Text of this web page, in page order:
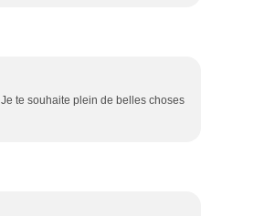
te souhaite plein de belles choses